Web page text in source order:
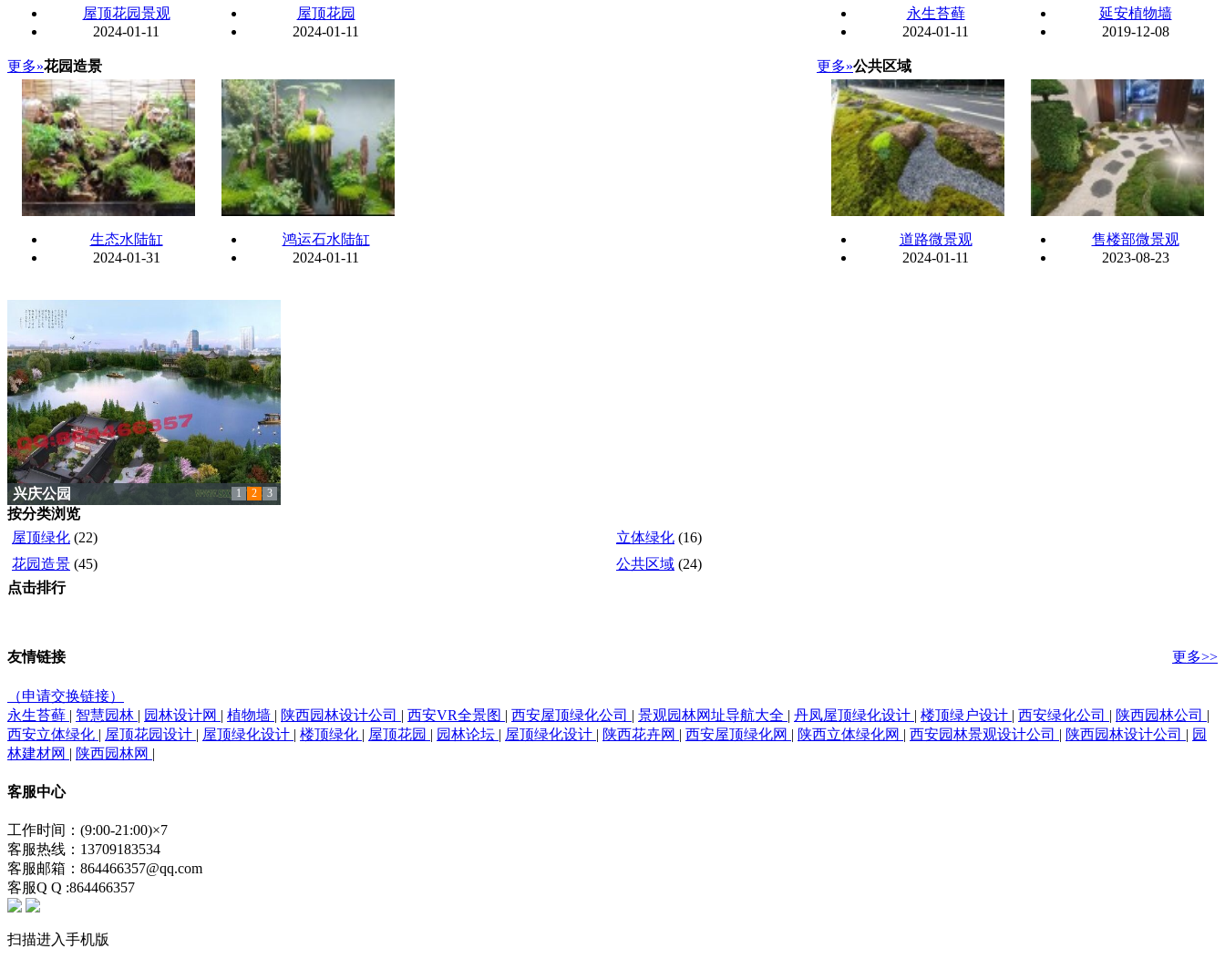
屋顶花园景观
2024-01-11
屋顶花园
2024-01-11
永生苔藓
2024-01-11
延安植物墙
2019-12-08
更多»花园造景
生态水陆缸
2024-01-31
鸿运石水陆缸
2024-01-11
更多»公共区域
道路微景观
2024-01-11
售楼部微景观
2023-08-23
兴庆公园 1 2 3
按分类浏览
屋顶绿化 (22) 立体绿化 (16)
花园造景 (45) 公共区域 (24)
点击排行
更多>>
友情链接
（申请交换链接）
永生苔藓 | 智慧园林 | 园林设计网 | 植物墙 | 陕西园林设计公司 | 西安VR全景图 | 西安屋顶绿化公司 | 景观园林网址导航大全 | 丹凤屋顶绿化设计 | 楼顶绿户设计 | 西安绿化公司 | 陕西园林公司 |
西安立体绿化 | 屋顶花园设计 | 屋顶绿化设计 | 楼顶绿化 | 屋顶花园 | 园林论坛 | 屋顶绿化设计 | 陕西花卉网 | 西安屋顶绿化网 | 陕西立体绿化网 | 西安园林景观设计公司 | 陕西园林设计公司 | 园
林建材网 | 陕西园林网 |
客服中心
工作时间：(9:00-21:00)×7
客服热线：13709183534
客服邮箱：864466357@qq.com
客服Q Q :864466357
扫描进入手机版